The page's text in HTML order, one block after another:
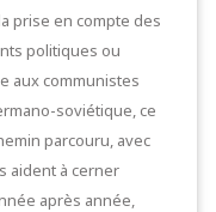
prise en compte des
politiques ou
aux communistes
soviétique, ce
parcouru, avec
aident à cerner
après année,